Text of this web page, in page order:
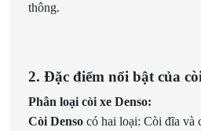
thông.
2. Đặc điểm nổi bật của
Phân loại còi xe Denso:
Còi Denso có hai loại: Còi đĩa và